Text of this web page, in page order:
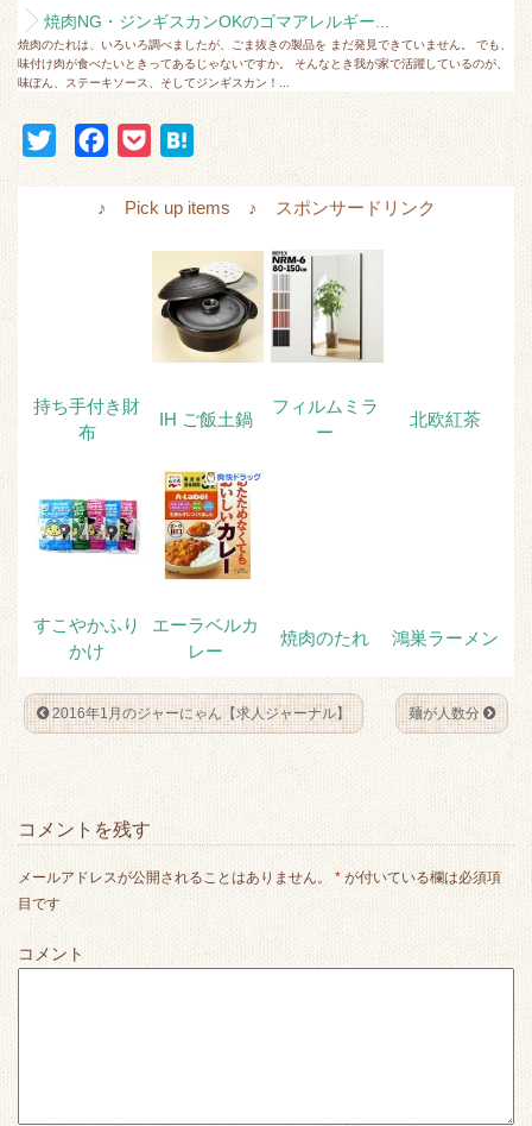
焼肉NG・ジンギスカンOKのゴマアレルギー...
焼肉のたれは、いろいろ調べましたが、ごま抜きの製品を まだ発見できていません。 でも、
味付け肉が食べたいときってあるじゃないですか。 そんなとき我が家で活躍しているのが、
味ぽん、ステーキソース、そしてジンギスカン！...
c
t
n
a
♪ Pick up items ♪ スポンサードリンク
持ち手付き財
布
IH ご飯土鍋
フィルムミラ
ー
北欧紅茶
すこやかふり
かけ
エーラベルカ
レー
焼肉のたれ 鴻巣ラーメン
2016年1月のジャーにゃん【求人ジャーナル】 麺が人数分
コメントを残す
メールアドレスが公開されることはありません。 * が付いている欄は必須項
目です
コメント